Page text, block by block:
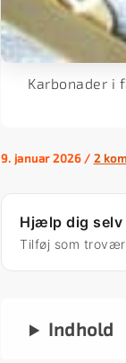
Karbonader i
9. januar 2026/ 2
Hjælp dig selv
Tilføj som
Indhold